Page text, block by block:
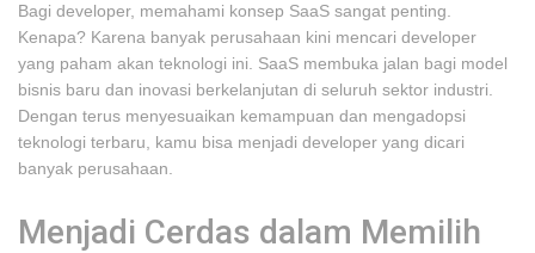
Bagi developer, memahami konsep SaaS sangat penting.
Kenapa? Karena banyak perusahaan kini mencari developer
yang paham akan teknologi ini. SaaS membuka jalan bagi model
bisnis baru dan inovasi berkelanjutan di seluruh sektor industri.
Dengan terus menyesuaikan kemampuan dan mengadopsi
teknologi terbaru, kamu bisa menjadi developer yang dicari
banyak perusahaan.
Menjadi Cerdas dalam Memilih